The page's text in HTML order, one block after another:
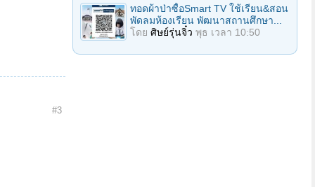
#3
ทอดผ้าป่าซื้อSmart TV ใช้เรียน&สอน
พัดลมห้องเรียน พัฒนาสถานศึกษา...
โดย ศิษย์รุ่นจิ๋ว พุธ เวลา 10:50